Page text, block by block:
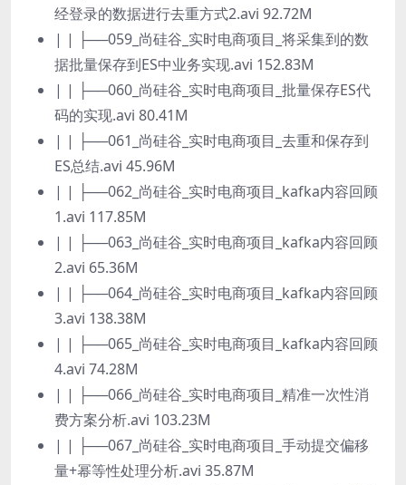
经登录的数据进行去重方式2.avi 92.72M
| | ├──059_尚硅谷_实时电商项目_将采集到的数
据批量保存到ES中业务实现.avi 152.83M
| | ├──060_尚硅谷_实时电商项目_批量保存ES代
码的实现.avi 80.41M
| | ├──061_尚硅谷_实时电商项目_去重和保存到
ES总结.avi 45.96M
| | ├──062_尚硅谷_实时电商项目_kafka内容回顾
1.avi 117.85M
| | ├──063_尚硅谷_实时电商项目_kafka内容回顾
2.avi 65.36M
| | ├──064_尚硅谷_实时电商项目_kafka内容回顾
3.avi 138.38M
| | ├──065_尚硅谷_实时电商项目_kafka内容回顾
4.avi 74.28M
| | ├──066_尚硅谷_实时电商项目_精准一次性消
费方案分析.avi 103.23M
| | ├──067_尚硅谷_实时电商项目_手动提交偏移
量+幂等性处理分析.avi 35.87M